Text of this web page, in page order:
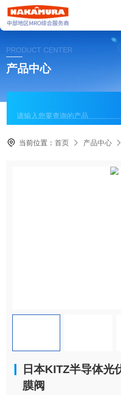
PRODUCT CENTER
产品中心
当前位置：首页 产品中心
日本KITZ半导体光
膜阀